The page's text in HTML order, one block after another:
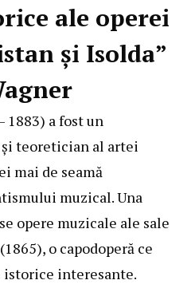
ale operei
şi Isolda”
1883) a fost un
teoretician al artei
mai de seamă
muzical. Una
opere muzicale ale sale
o capodoperă ce
istorice interesante.